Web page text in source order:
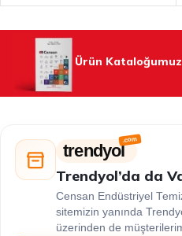
Ürün Kataloğumuz
trendyol
Trendyol’da da
Censan Endüstriyel
sitemizin yanında
üzerinden de